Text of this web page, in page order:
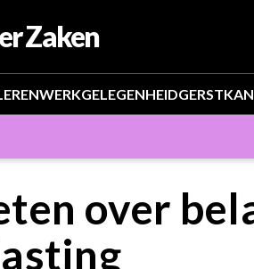
Zaken
WERKGELEGENHEIDGERST
over